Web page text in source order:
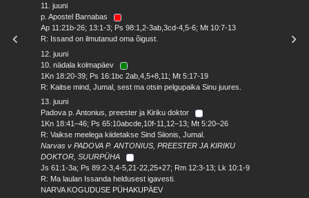
11. juuni
p. Apostel Barnabas
Ap 11:21b-26; 13:1-3; Ps 98:1,2-3ab,3cd-4,5-6; Mt 10:7-13
R: Issand on ilmutanud oma õigust.
12. juuni
10. nädala kolmapäev
1Kn 18:20-39; Ps 16:1bc 2ab,4,5+8,11; Mt 5:17-19
R: Kaitse mind, Jumal, sest ma otsin pelgupaika Sinu juures.
13. juuni
Padova p. Antonius, preester ja Kiriku doktor
1Kn 18:41–46; Ps 65:10abcde,10f-11,12–13; Mt 5:20–26
R: Vaikse meelega kiidetakse Sind Siionis, Jumal.
Narvas v PADOVA P. ANTONIUS, PREESTER JA KIRIKU
DOKTOR, SUURPÜHA
Js 61:1-3a; Ps 89:2-3,4-5,21-22,25+27; Rm 12:3-13; Lk 10:1-9
R: Ma laulan Issanda heldusest igavesti.
NARVA KOGUDUSE PÜHAKUPÄEV